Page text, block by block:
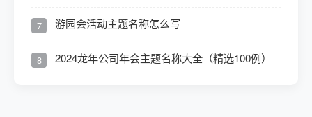
7 游园会活动主题名称怎么写
8 2024龙年公司年会主题名称大全（精选100例）